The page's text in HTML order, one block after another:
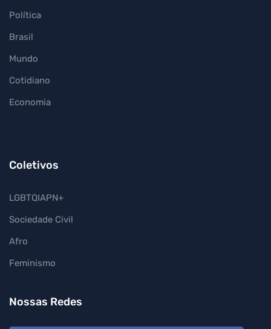
Política
Brasil
Mundo
Cotidiano
Economia
Coletivos
LGBTQIAPN+
Sociedade Civil
Afro
Feminismo
Nossas Redes